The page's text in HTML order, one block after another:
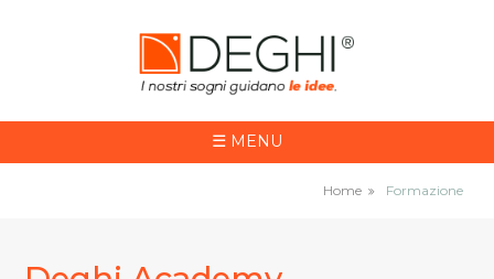
☰ MENU
Home Formazione